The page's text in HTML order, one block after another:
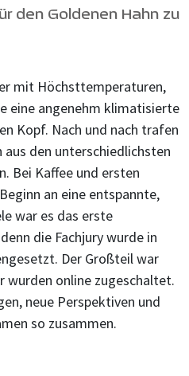
den Goldenen Hahn zu
mit Höchsttemperaturen,
eine angenehm klimatisierte
Kopf. Nach und nach trafen
den unterschiedlichsten
Bei Kaffee und ersten
an eine entspannte,
war es das erste
die Fachjury wurde in
Der Großteil war
online zugeschaltet.
neue Perspektiven und
so zusammen.